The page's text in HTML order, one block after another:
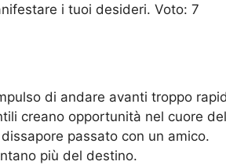
i tuoi desideri. Voto: 7
di andare avanti troppo
creano opportunità nel cuore
passato con un amico.
più del destino.